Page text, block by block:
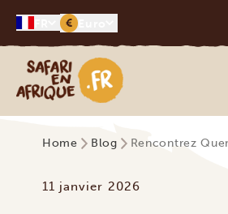
€
Safari en Afrique
Home Blog Rencontrez
11 janvier 2026